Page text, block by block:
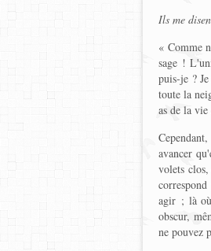
Ils me
« Comme
sage !
puis-je ?
toute la
as de la
avancer
volets
agir ; là
obscur,
ne pouvez